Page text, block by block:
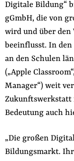
Digitale Bildung“
gGmbH, die von
wird und über den
beeinflusst. In den
an den Schulen
(„Apple
Manager“) weit
Zukunftswerkstatt
Bedeutung auch
„Die großen
Bildungsmarkt.